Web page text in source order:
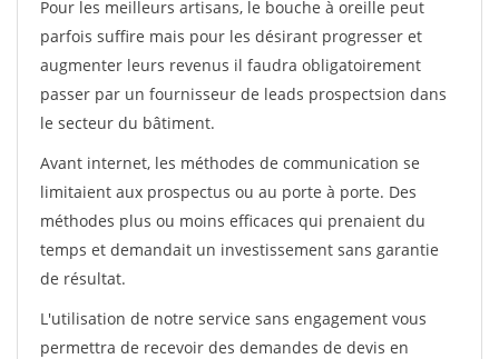
Pour les meilleurs artisans, le bouche à oreille peut
parfois suffire mais pour les désirant progresser et
augmenter leurs revenus il faudra obligatoirement
passer par un fournisseur de leads prospectsion dans
le secteur du bâtiment.
Avant internet, les méthodes de communication se
limitaient aux prospectus ou au porte à porte. Des
méthodes plus ou moins efficaces qui prenaient du
temps et demandait un investissement sans garantie
de résultat.
L'utilisation de notre service sans engagement vous
permettra de recevoir des demandes de devis en